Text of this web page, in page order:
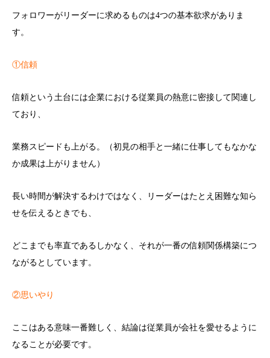
フォロワーがリーダーに求めるものは4つの基本欲求がありま
す。
①信頼
信頼という土台には企業における従業員の熱意に密接して関連し
ており、
業務スピードも上がる。（初見の相手と一緒に仕事してもなかな
か成果は上がりません）
長い時間が解決するわけではなく、リーダーはたとえ困難な知ら
せを伝えるときでも、
どこまでも率直であるしかなく、それが一番の信頼関係構築につ
ながるとしています。
②思いやり
ここはある意味一番難しく、結論は従業員が会社を愛せるように
なることが必要です。